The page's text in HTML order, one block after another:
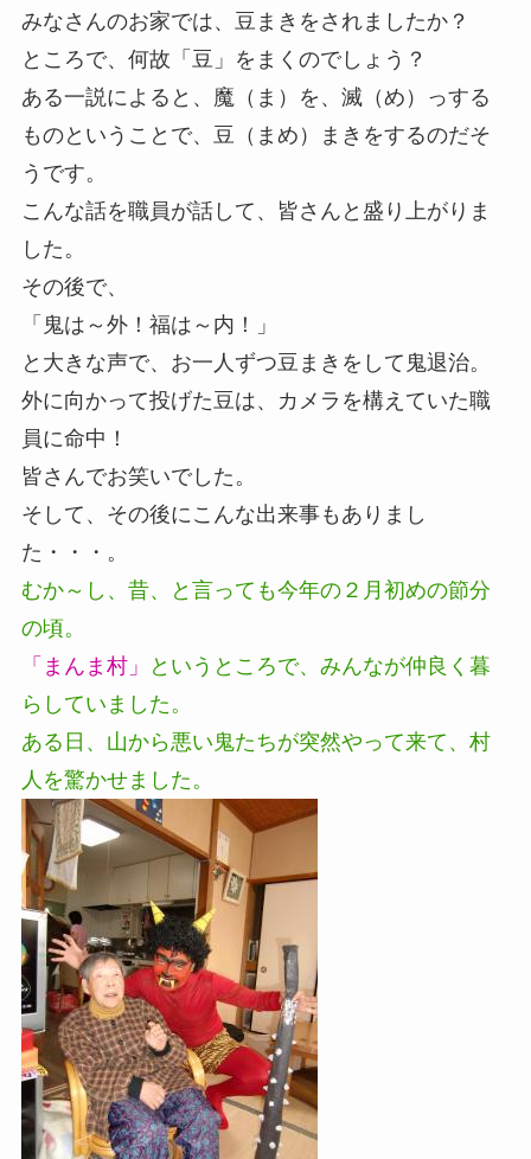
みなさんのお家では、豆まきをされましたか？
ところで、何故「豆」をまくのでしょう？
ある一説によると、魔（ま）を、滅（め）っする
ものということで、豆（まめ）まきをするのだそ
うです。
こんな話を職員が話して、皆さんと盛り上がりま
した。
その後で、
「鬼は～外！福は～内！」
と大きな声で、お一人ずつ豆まきをして鬼退治。
外に向かって投げた豆は、カメラを構えていた職
員に命中！
皆さんでお笑いでした。
そして、その後にこんな出来事もありまし
た・・・。
むか～し、昔、と言っても今年の２月初めの節分
の頃。
「まんま村」
というところで、みんなが仲良く暮
らしていました。
ある日、山から悪い鬼たちが突然やって来て、村
人を驚かせました。